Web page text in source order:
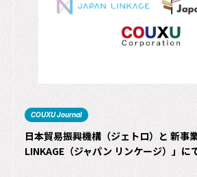
COUXU Journal
日本貿易振興機構（ジェトロ）と 新事
LINKAGE（ジャパン リンケージ）」に